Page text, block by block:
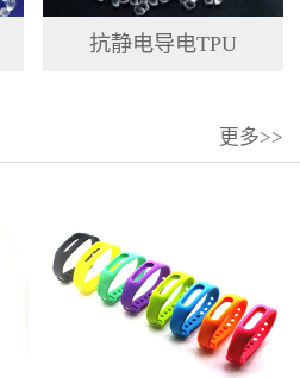
抗静电导电TPU
更多>>